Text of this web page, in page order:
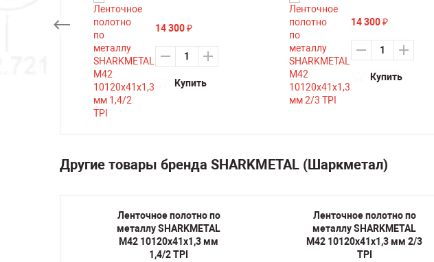
14 300 ₽
Купить
14 300 ₽
Купить
Другие товары бренда SHARKMETAL (Шаркметал)
Ленточное полотно по
металлу SHARKMETAL
M42 10120х41х1,3 мм
1,4/2 TPI
Ленточное полотно по
металлу SHARKMETAL
M42 10120х41х1,3 мм 2/3
TPI